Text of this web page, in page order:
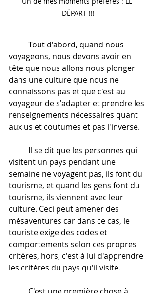
DÉPART !!!
voyageons, nous devons avoir en
tête que nous allons nous plonger
dans une culture que nous ne
connaissons pas et que c'est au
voyageur de s'adapter et prendre les
renseignements nécessaires quant
aux us et coutumes et pas l'inverse.
visitent un pays pendant une
semaine ne voyagent pas, ils font du
tourisme, et quand les gens font du
tourisme, ils viennent avec leur
culture. Ceci peut amener des
mésaventures car dans ce cas, le
touriste exige des codes et
comportements selon ces propres
critères, hors, c'est à lui d'apprendre
les critères du pays qu'il visite.